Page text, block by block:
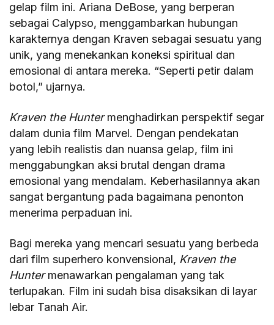
gelap film ini. Ariana DeBose, yang berperan
sebagai Calypso, menggambarkan hubungan
karakternya dengan Kraven sebagai sesuatu yang
unik, yang menekankan koneksi spiritual dan
emosional di antara mereka. “Seperti petir dalam
botol,” ujarnya.
Kraven the Huntermenghadirkan perspektif segar
dalam dunia film Marvel. Dengan pendekatan
yang lebih realistis dan nuansa gelap, film ini
menggabungkan aksi brutal dengan drama
emosional yang mendalam. Keberhasilannya akan
sangat bergantung pada bagaimana penonton
menerima perpaduan ini.
Bagi mereka yang mencari sesuatu yang berbeda
dari film superhero konvensional, Kraven the
Huntermenawarkan pengalaman yang tak
terlupakan. Film ini sudah bisa disaksikan di layar
lebar Tanah Air.